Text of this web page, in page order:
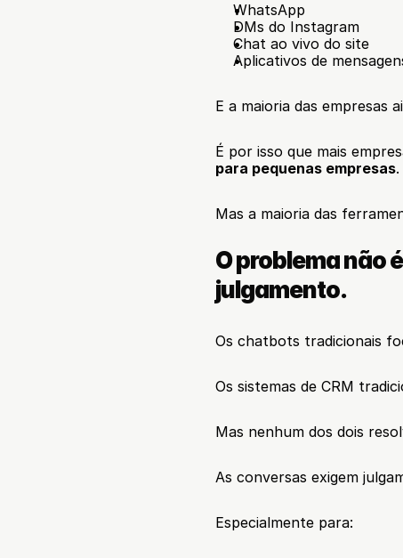
WhatsApp
DMs do Instagram
Chat ao vivo do site
Aplicativos de
E a maioria das empresas
É por isso que mais
para pequenas empresas.
Mas a maioria das
O problema não
julgamento.
Os chatbots tradicionais
Os sistemas de CRM
Mas nenhum dos dois
As conversas exigem
Especialmente para: